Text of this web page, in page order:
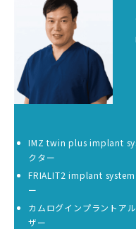
IMZ twin plus implant
クター
FRIALIT2 implant system
ー
カムログインプラントア
ザー